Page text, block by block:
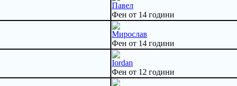
Павел
Фен от 14 години
Мирослав
Фен от 14 години
Iordan
Фен от 12 години